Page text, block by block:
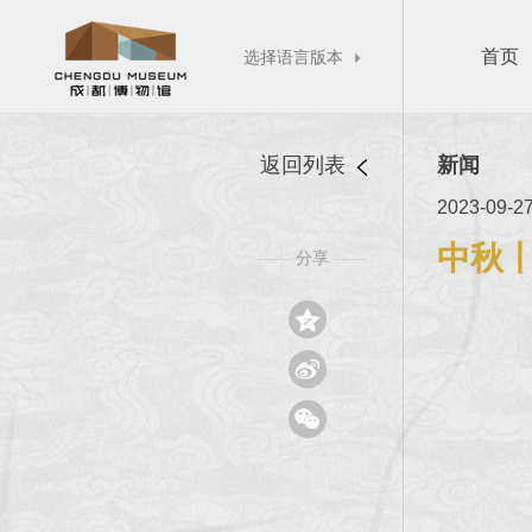
选择语言版本  首页
返回列表
—— 分享 ——



新闻
2023-09-
中秋